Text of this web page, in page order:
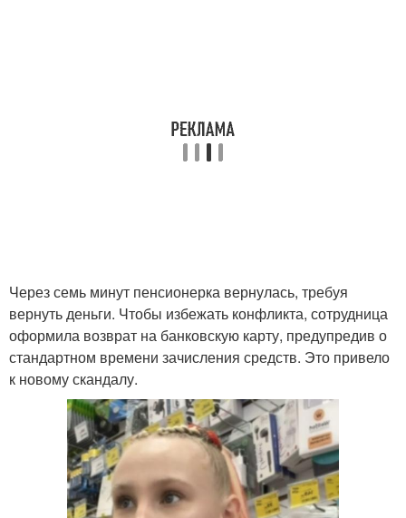
Через семь минут пенсионерка вернулась, требуя
вернуть деньги. Чтобы избежать конфликта, сотрудница
оформила возврат на банковскую карту, предупредив о
стандартном времени зачисления средств. Это привело
к новому скандалу.